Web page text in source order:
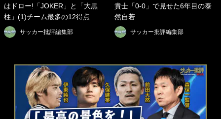
はドロー!「JOKER」と「大黒
柱」(1)チーム最多の12得点
サッカー批評編集部
貴士「0-0」で見せた6年目の泰
然自若
サッカー批評編集部